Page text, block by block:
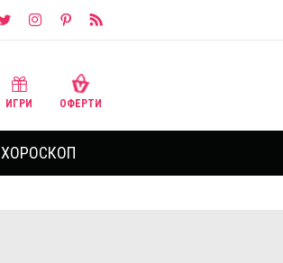
ИГРИ ОФЕРТИ
ХОРОСКОП